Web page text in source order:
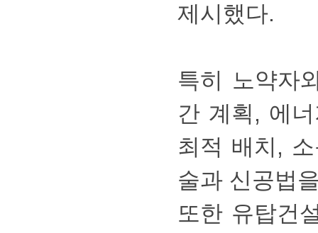
제시했다.
특히노약자
간계획,에
최적배치,
술과신공법
또한유탑건